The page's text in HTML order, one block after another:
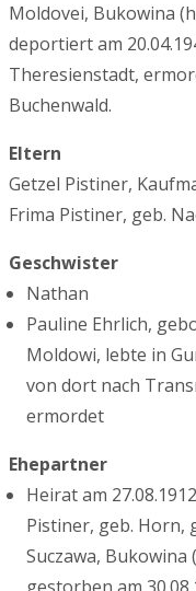
Moldovei, Bukowina
deportiert am
Theresienstadt,
Buchenwald.
Eltern
Getzel Pistiner,
Frima Pistiner, geb.
Geschwister
Nathan
Pauline Ehrlich,
Moldowi, lebte in
von dort nach
ermordet
Ehepartner
Heirat am
Pistiner, geb. Horn,
Suczawa, Bukowina